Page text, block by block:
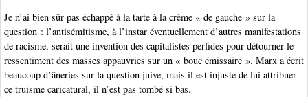
Je n’ai bien sûr pas échappé à la tarte à la crème « de gauche » sur la
question : l’antisémitisme, à l’instar éventuellement d’autres manifestations
de racisme, serait une invention des capitalistes perfides pour détourner le
ressentiment des masses appauvries sur un « bouc émissaire ». Marx a écrit
beaucoup d’âneries sur la question juive, mais il est injuste de lui attribuer
ce truisme caricatural, il n’est pas tombé si bas.